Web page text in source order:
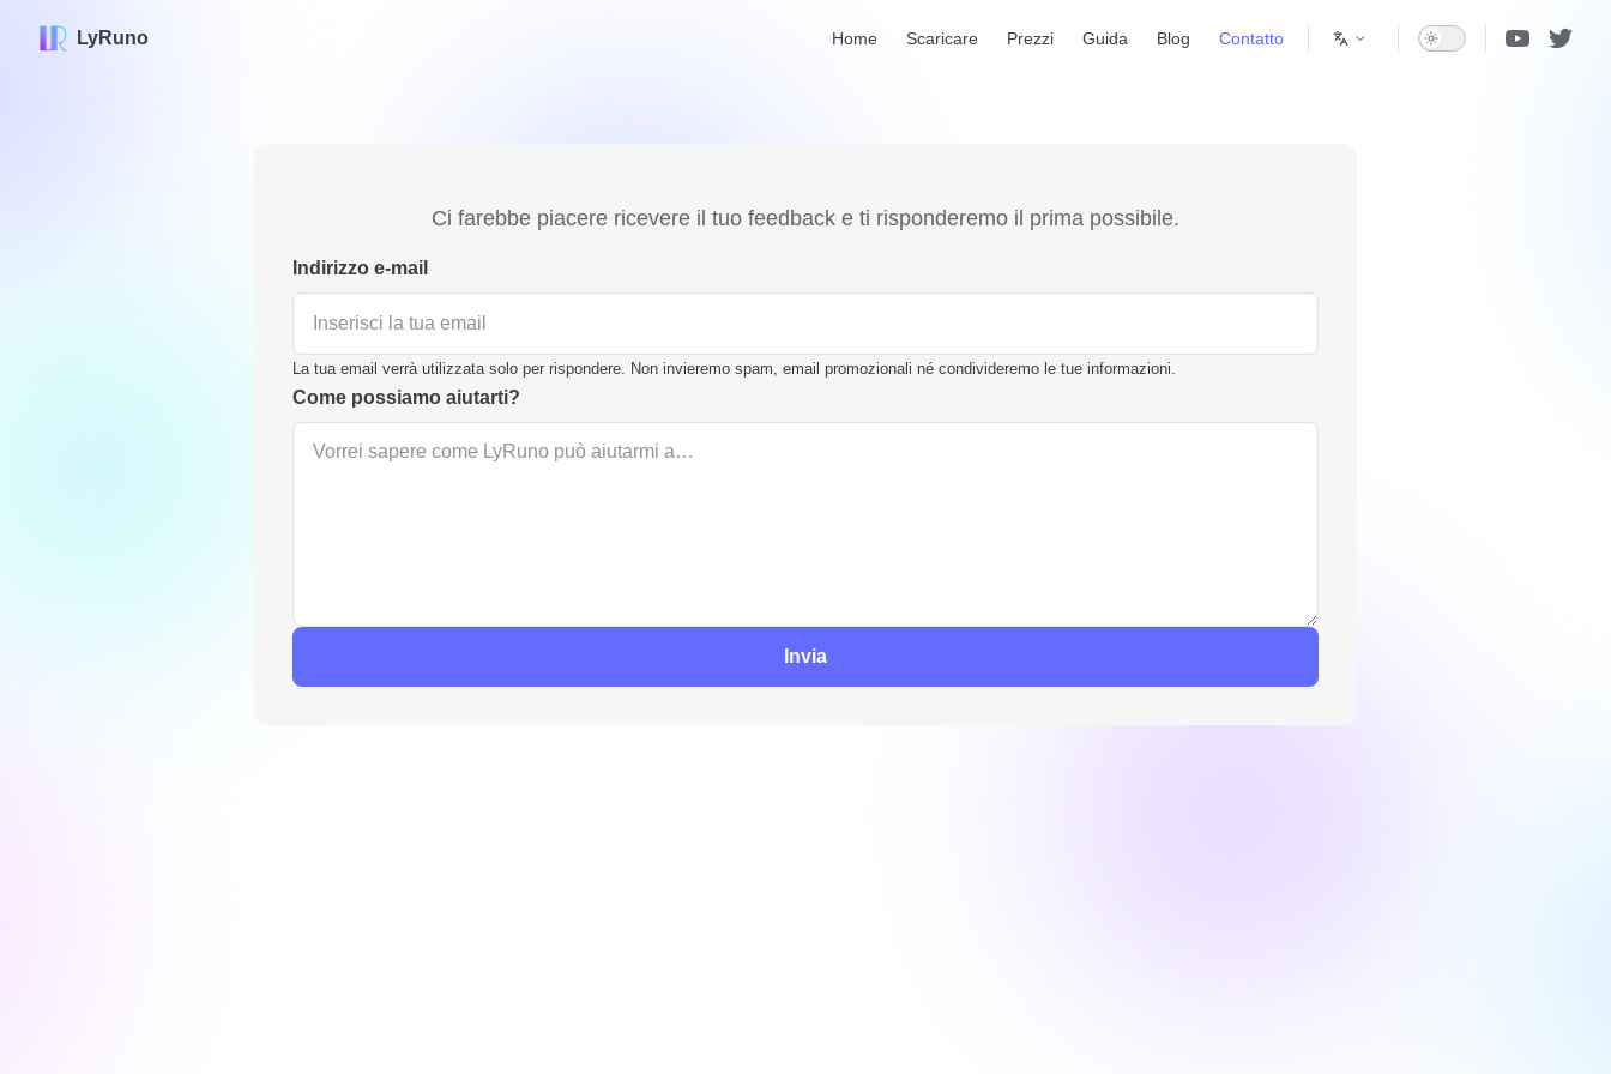
Skip to content
LyRuno Home Scaricare Prezzi Guida Blog Contatto
Ci farebbe piacere ricevere il tuo feedback e ti risponderemo il prima possibile.
Indirizzo e-mail
La tua email verrà utilizzata solo per rispondere. Non invieremo spam, email promozionali né condivideremo le tue informazioni.
Come possiamo aiutarti?
Invia